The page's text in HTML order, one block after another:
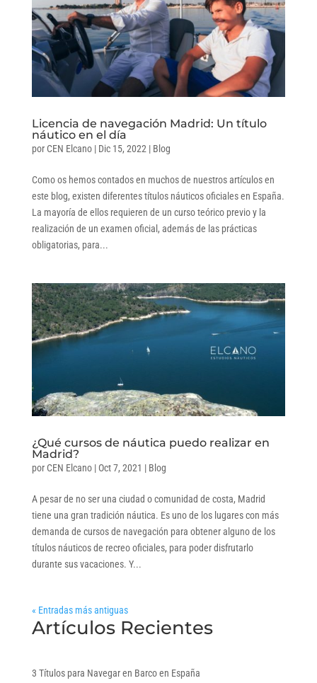
Licencia de navegación Madrid: Un título
náutico en el día
por CEN Elcano| Dic 15, 2022 | Blog
Como os hemos contados en muchos de nuestros artículos en
este blog, existen diferentes títulos náuticos oficiales en España.
La mayoría de ellos requieren de un curso teórico previo y la
realización de un examen oficial, además de las prácticas
obligatorias, para...
¿Qué cursos de náutica puedo realizar en
Madrid?
por CEN Elcano| Oct 7, 2021 | Blog
A pesar de no ser una ciudad o comunidad de costa, Madrid
tiene una gran tradición náutica. Es uno de los lugares con más
demanda de cursos de navegación para obtener alguno de los
títulos náuticos de recreo oficiales, para poder disfrutarlo
durante sus vacaciones. Y...
« Entradas más antiguas
Artículos Recientes
3 Títulos para Navegar en Barco en España